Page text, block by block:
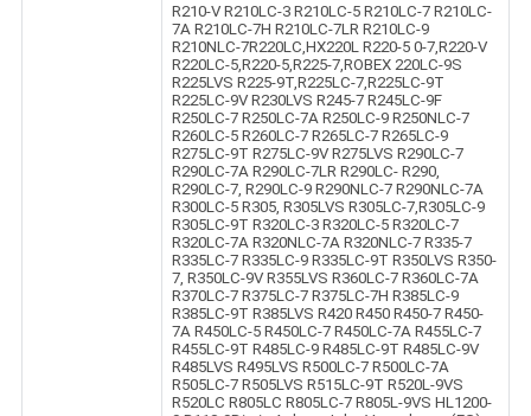
R210-V R210LC-3 R210LC-5 R210LC-7 R210LC-
7A R210LC-7H R210LC-7LR R210LC-9
R210NLC-7R220LC,HX220L R220-5 0-7,R220-V
R220LC-5,R220-5,R225-7,ROBEX 220LC-9S
R225LVS R225-9T,R225LC-7,R225LC-9T
R225LC-9V R230LVS R245-7 R245LC-9F
R250LC-7 R250LC-7A R250LC-9 R250NLC-7
R260LC-5 R260LC-7 R265LC-7 R265LC-9
R275LC-9T R275LC-9V R275LVS R290LC-7
R290LC-7A R290LC-7LR R290LC- R290,
R290LC-7, R290LC-9 R290NLC-7 R290NLC-7A
R300LC-5 R305, R305LVS R305LC-7,R305LC-9
R305LC-9T R320LC-3 R320LC-5 R320LC-7
R320LC-7A R320NLC-7A R320NLC-7 R335-7
R335LC-7 R335LC-9 R335LC-9T R350LVS R350-
7, R350LC-9V R355LVS R360LC-7 R360LC-7A
R370LC-7 R375LC-7 R375LC-7H R385LC-9
R385LC-9T R385LVS R420 R450 R450-7 R450-
7A R450LC-5 R450LC-7 R450LC-7A R455LC-7
R455LC-9T R485LC-9 R485LC-9T R485LC-9V
R485LVS R495LVS R500LC-7 R500LC-7A
R505LC-7 R505LVS R515LC-9T R520L-9VS
R520LC R805LC R805LC-7 R805L-9VS HL1200-